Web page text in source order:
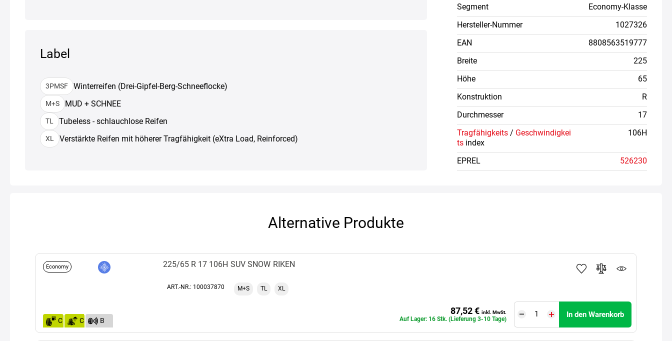
Label
3PMSF Winterreifen (Drei-Gipfel-Berg-Schneeflocke)
M+S MUD + SCHNEE
TL Tubeless - schlauchlose Reifen
XL Verstärkte Reifen mit höherer Tragfähigkeit (eXtra Load, Reinforced)
Segment
Economy-Klasse
Hersteller-Nummer
1027326
EAN
8808563519777
Breite
225
Höhe
65
Konstruktion
R
Durchmesser
17
Tragfähigkeits / Geschwindigkei
ts index
106H
EPREL 526230
Alternative Produkte
Economy
C C
B
RIKEN
SUV SNOW
225/65 R 17 106H
M+S TL
87,52 € inkl. MwSt.